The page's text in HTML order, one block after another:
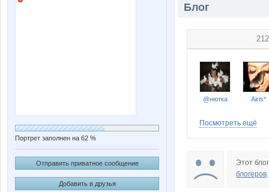
Портрет заполнен на 62 %
Отправить приватное сообщение
Добавить в друзья
Блог
@нютка Airis*
Посмотреть ещё
Этот
блогеров.